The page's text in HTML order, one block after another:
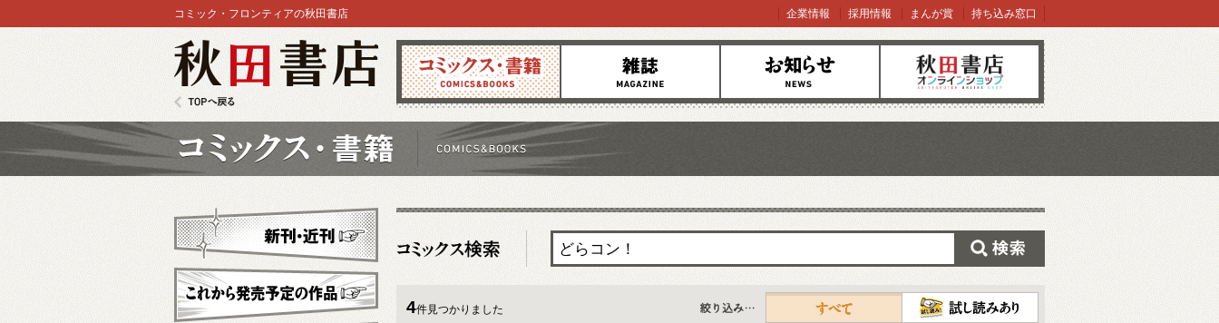
コミックス 雑誌 お知らせ オンラインショップ
コミック・フロンティアの秋田書店 企業情報 採用情報 まんが賞 持ち込み窓口
4件見つかりました
新刊・近刊